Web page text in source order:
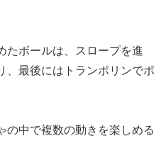
たボールは、スロープを進
、最後にはトランポリンでポ
の中で複数の動きを楽しめる